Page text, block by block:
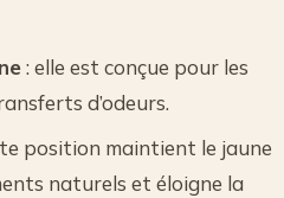
: elle est conçue pour les
d’odeurs.
position maintient le jaune
naturels et éloigne la